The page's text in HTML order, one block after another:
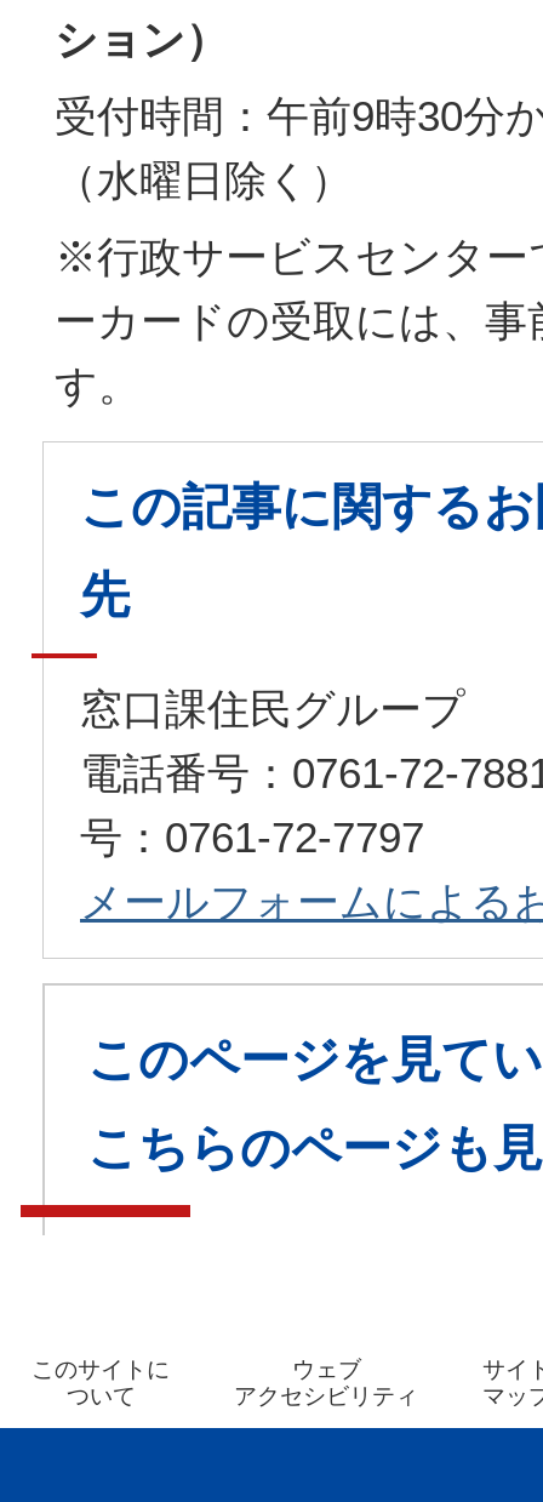
ション）
受付時間：午前9時30分
（水曜日除く）
※行政サービスセンター
ーカードの受取には、
す。
この記事に関する
先
窓口課住民グループ
電話番号：0761-72-
号：0761-72-7797
メールフォームによる
このページを見て
こちらのページも
このサイトに
ついて
ウェブ
アクセシビリティ
サイ
マッ